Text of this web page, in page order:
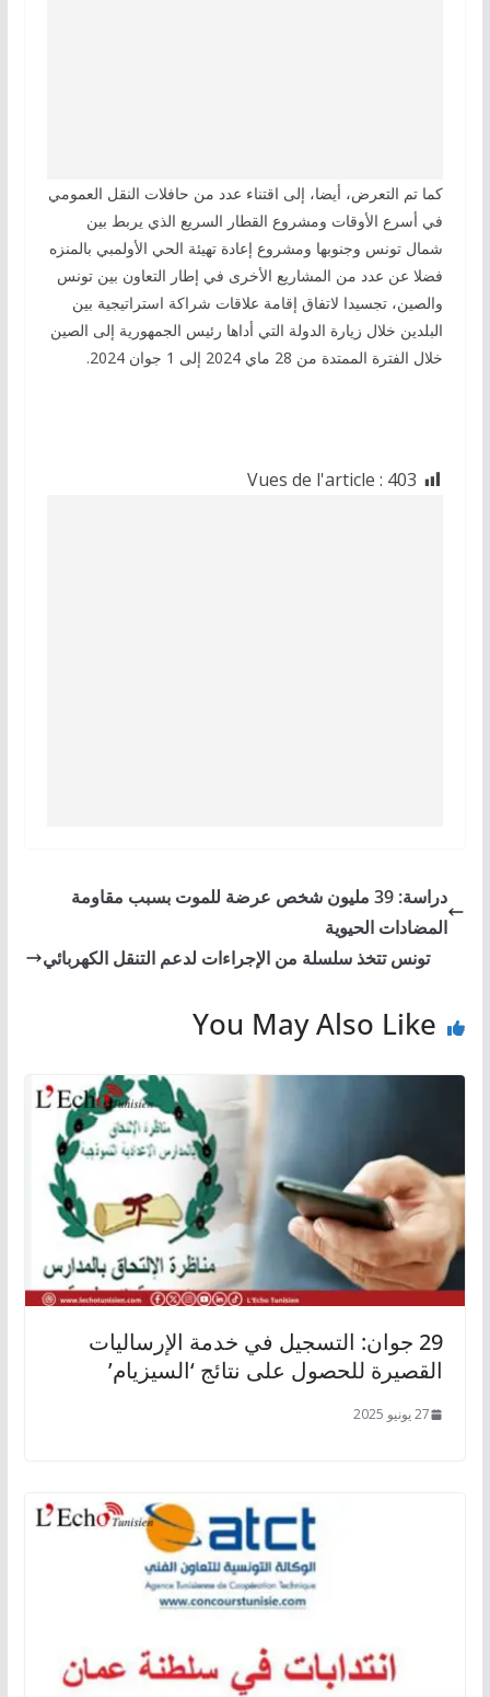
كما تم التعرض، أيضا، إلى اقتناء عدد من حافلات النقل العمومي
في أسرع الأوقات ومشروع القطار السريع الذي يربط بين
شمال تونس وجنوبها ومشروع إعادة تهيئة الحي الأولمبي بالمنزه
فضلا عن عدد من المشاريع الأخرى في إطار التعاون بين تونس
والصين، تجسيدا لاتفاق إقامة علاقات شراكة استراتيجية بين
البلدين خلال زيارة الدولة التي أداها رئيس الجمهورية إلى الصين
خلال الفترة الممتدة من 28 ماي 2024 إلى 1 جوان 2024.
Vues de l'article : 403
دراسة: 39 مليون شخص عرضة للموت بسبب مقاومة
المضادات الحيوية
تونس تتخذ سلسلة من الإجراءات لدعم التنقل الكهربائي
You May Also Like
29 جوان: التسجيل في خدمة الإرساليات
القصيرة للحصول على نتائج ‘السيزيام’
27 يونيو 2025